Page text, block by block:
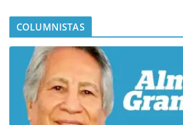
COLUMNISTAS